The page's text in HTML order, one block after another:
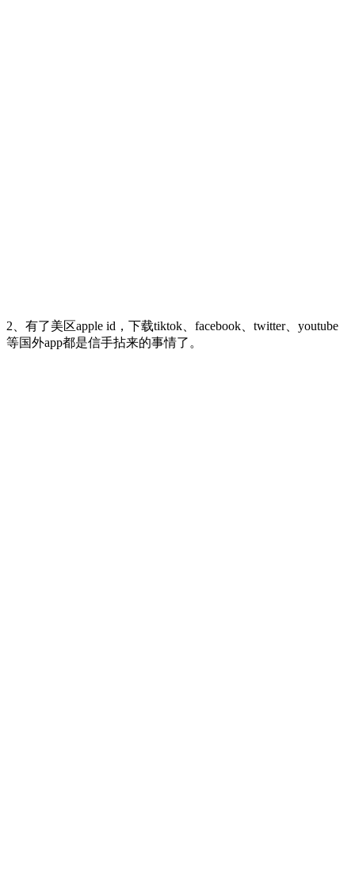
2、有了美区apple id，下载tiktok、facebook、twitter、youtube
等国外app都是信手拈来的事情了。